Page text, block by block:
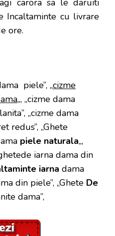
carora sa le daruiti
Incaltaminte cu livrare
ore.
piele”, „cizme
„, „cizme dama
„cizme dama
redus”, „Ghete
piele naturala„,
iarna dama din
iarna dama
din piele”, „Ghete De
dama”,